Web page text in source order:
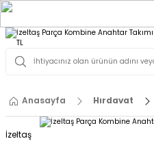
Anasayfa Hırdavat
İzeltaş